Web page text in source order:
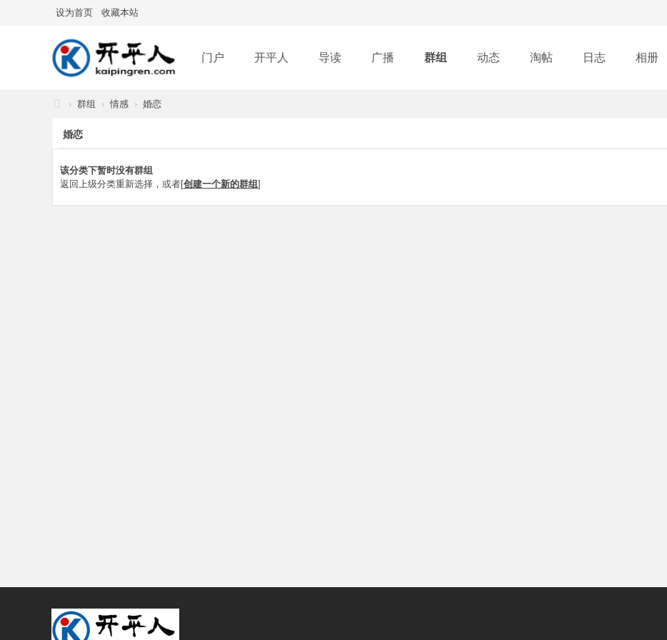
设为首页 收藏本站
门户 开平人 导读 广播 群组 动态 淘帖 日志 相册
人
› 群组 › 情感 › 婚恋
婚恋
该分类下暂时没有群组
返回上级分类重新选择，或者[创建一个新的群组]